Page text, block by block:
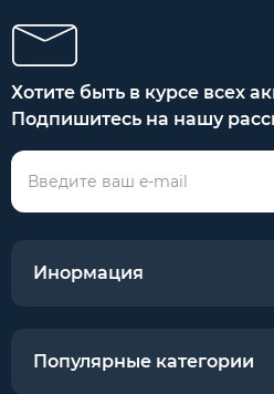
Хотите быть в курсе всех
Подпишитесь на нашу
Инормация
Популярные категории